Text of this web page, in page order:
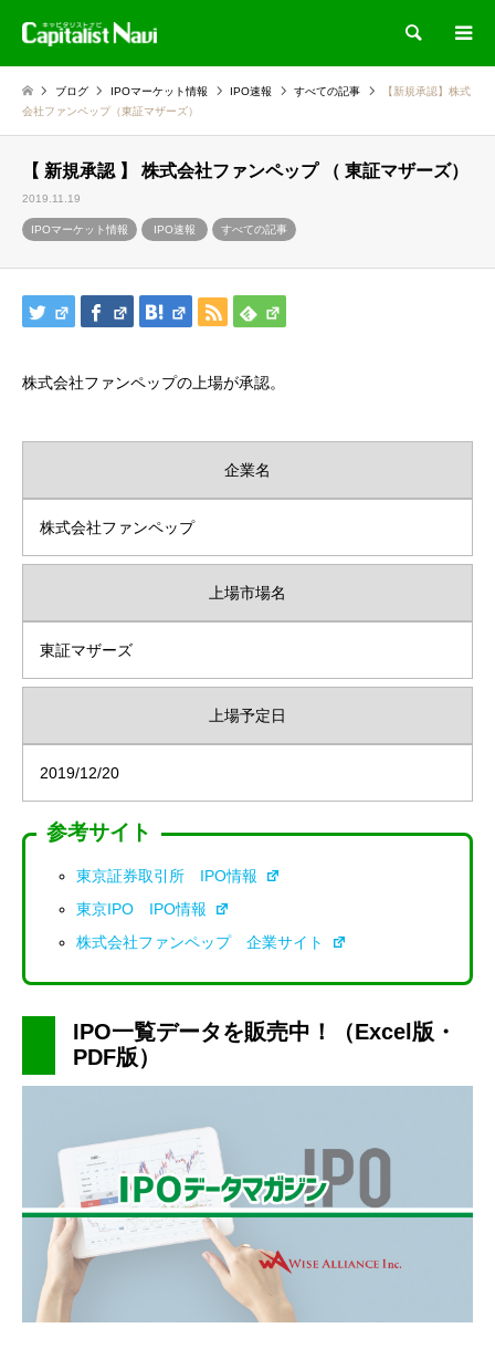
検索
ブログ IPOマーケット情報 IPO速報 すべての記事
【新規承認】株式
会社ファンペップ（東証マザーズ）
【 新規承認 】 株式会社ファンペップ （ 東証マザーズ）
2019.11.19
IPOマーケット情報 IPO速報 すべての記事
株式会社ファンペップの上場が承認。
企業名
株式会社ファンペップ
上場市場名
東証マザーズ
上場予定日
2019/12/20
参考サイト
東京証券取引所 IPO情報
東京IPO IPO情報
株式会社ファンペップ 企業サイト
IPO一覧データを販売中！（Excel版・
PDF版）